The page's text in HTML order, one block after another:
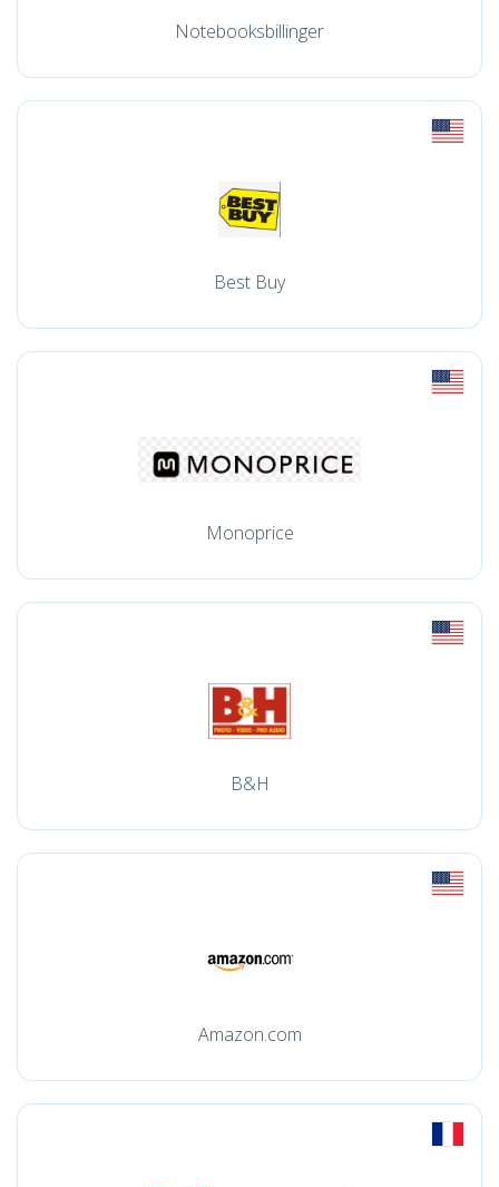
Notebooksbillinger
Best Buy
Monoprice
B&H
Amazon.com